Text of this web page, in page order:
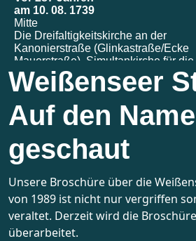
Weißenseer
Auf den
geschaut
Unsere Broschüre über die
von 1989 ist nicht nur vergriffen
veraltet. Derzeit wird die
überarbeitet.